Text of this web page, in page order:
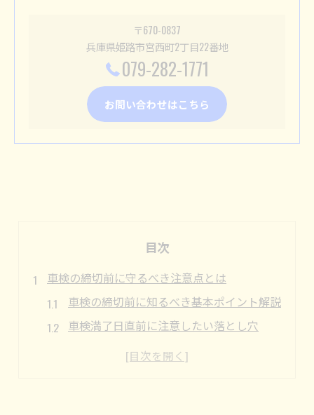
〒670-0837
兵庫県姫路市宮西町2丁目22番地
079-282-1771
お問い合わせはこちら
目次
車検の締切前に守るべき注意点とは
車検の締切前に知るべき基本ポイント解説
車検満了日直前に注意したい落とし穴
車検の有効期限の見方と確認方法